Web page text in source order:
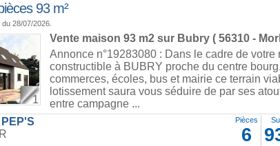
93 m²
28/07/2026.
1
Vente maison 93 m2 sur Bubry( 56310 -
Annonce n°19283080 : Dans le cadre de votre
constructible à BUBRY proche du centre
commerces, écoles, bus et mairie ce terrain
lotissement saura vous séduire de par ses
entre campagne ...
PEP'S
Pièces
6